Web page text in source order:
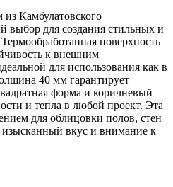
Камбулатовского
выбор для создания стильных и
поверхность
к внешним
для использования как в
40 мм гарантирует
форма и коричневый
и тепла в любой проект. Эта
для облицовки полов, стен
вкус и внимание к